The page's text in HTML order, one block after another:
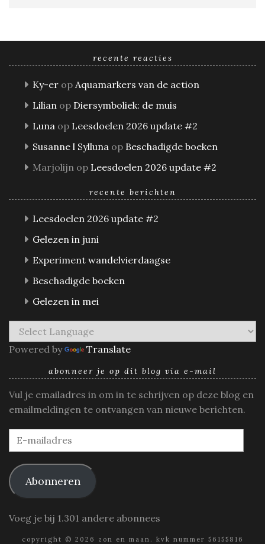
recente reacties
Ky-er op Aquamarkers van de action
Lilian op Diersymboliek: de muis
Luna op Leesdoelen 2026 update #2
Susanne l Sylluna op Beschadigde boeken
Marjolijn op Leesdoelen 2026 update #2
recente berichten
Leesdoelen 2026 update #2
Gelezen in juni
Experiment wandelvierdaagse
Beschadigde boeken
Gelezen in mei
Powered by Translate
abonneer je op dit blog via e-mail
Vul je emailadres in om in te schrijven op deze blog en
emailmeldingen te ontvangen van nieuwe berichten.
E-
mailadres
Abonneren
Voeg je bij 1.301 andere abonnees
copyright © 2026 zon en maan. kvk nummer 56155816